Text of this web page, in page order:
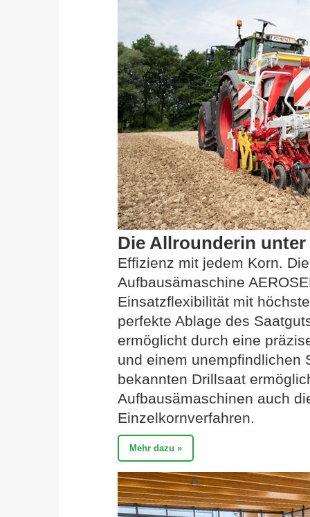
Die Allrounderin
Effizienz mit jedem Korn.
Aufbausämaschine
Einsatzflexibilität mit
perfekte Ablage des
ermöglicht durch eine
und einem unempfindlichen
bekannten Drillsaat
Aufbausämaschinen auch
Einzelkornverfahren.
Mehr dazu »